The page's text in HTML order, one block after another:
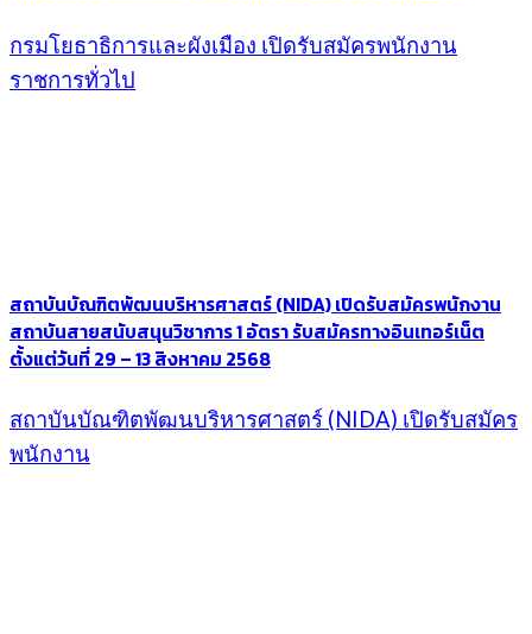
กรมโยธาธิการและผังเมือง เปิดรับสมัครพนักงาน
ราชการทั่วไป
สถาบันบัณฑิตพัฒนบริหารศาสตร์ (NIDA) เปิดรับสมัครพนักงาน
สถาบันสายสนับสนุนวิชาการ 1 อัตรา รับสมัครทางอินเทอร์เน็ต
ตั้งแต่วันที่ 29 – 13 สิงหาคม 2568
สถาบันบัณฑิตพัฒนบริหารศาสตร์ (NIDA) เปิดรับสมัคร
พนักงาน